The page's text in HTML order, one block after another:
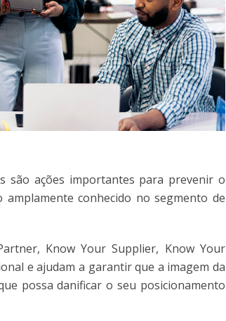
são ações importantes para prevenir o
conhecido no segmento de
Know Your Supplier, Know Your
e ajudam a garantir que a imagem da
possa danificar o seu posicionamento